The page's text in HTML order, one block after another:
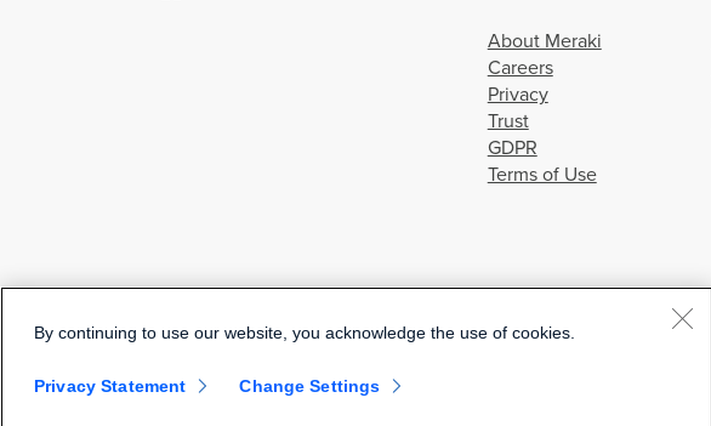
About Meraki
Careers
Privacy
Trust
GDPR
Terms of Use
By continuing to use our website, you acknowledge the use of cookies.
Privacy Statement Change Settings